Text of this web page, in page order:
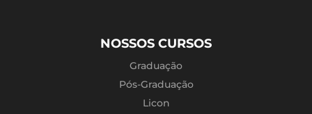
NOSSOS CURSOS
Graduação
Pós-Graduação
Licon